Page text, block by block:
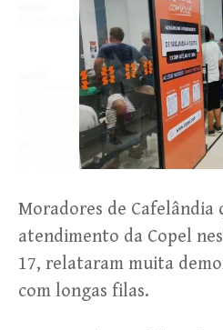
Moradores de Cafelândia
atendimento da Copel
17, relataram muita
com longas filas.